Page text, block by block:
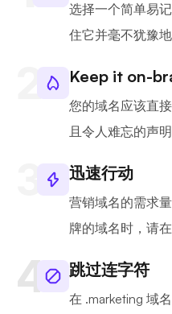
选择一个简单易
住它并毫不犹豫地
Keep it on-
您的域名应该直
且令人难忘的声明
迅速行动
营销域名的需求
牌的域名时，请
跳过连字符
在 .marketing 域